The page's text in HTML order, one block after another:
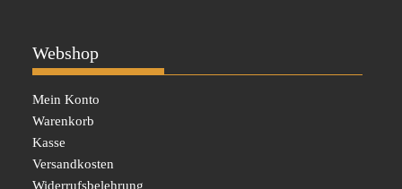
Webshop
Mein Konto
Warenkorb
Kasse
Versandkosten
Widerrufsbelehrung